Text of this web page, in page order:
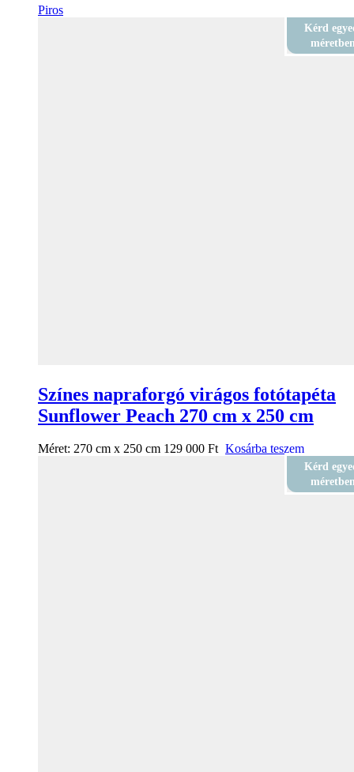
Piros
Kérd
Színes napraforgó virágos fotótapéta
Sunflower Peach 270 cm x 250 cm
Méret: 270 cm x 250 cm 129 000 Ft Kosárba teszem
Kérd